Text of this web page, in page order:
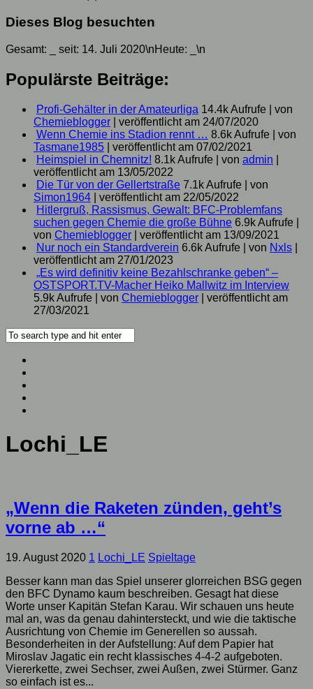
Dieses Blog besuchten
Gesamt: seit: 14. Juli 2020\nHeute: \n
Populärste Beiträge:
Profi-Gehälter in der Amateurliga 14.4k Aufrufe
von
Chemieblogger
veröffentlicht am 24/07/2020
Wenn Chemie ins Stadion rennt … 8.6k Aufrufe
von
Tasmane1985
veröffentlicht am 07/02/2021
Heimspiel in Chemnitz! 8.1k Aufrufe von admin
veröffentlicht am 13/05/2022
Die Tür von der Gellertstraße 7.1k Aufrufe
von
Simon1964
veröffentlicht am 22/05/2022
Hitlergruß, Rassismus, Gewalt: BFC-Problemfans
suchen gegen Chemie die große Bühne 6.9k Aufrufe
von Chemieblogger
veröffentlicht am 13/09/2021
Nur noch ein Standardverein 6.6k Aufrufe von Nxls
veröffentlicht am 27/01/2023
„Es wird definitiv keine Bezahlschranke geben“ –
OSTSPORT.TV-Macher Heiko Mallwitz im Interview
5.9k Aufrufe
von Chemieblogger
veröffentlicht am
27/03/2021
Lochi_LE
„Wenn die Raketen zünden, geht’s
vorne ab …“
19. August 2020 1 Lochi_LE Spieltage
Besser kann man das Spiel unserer glorreichen BSG gegen
den BFC Dynamo kaum beschreiben. Gesagt hat diese
Worte unser Kapitän Stefan Karau. Wir schauen uns heute
mal an, was da genau dahintersteckt, und wie die taktische
Ausrichtung von Chemie im Generellen so aussah.
Besonderheiten in der Aufstellung: Auf dem Papier hat
Miroslav Jagatic ein recht klassisches 4-4-2 aufgeboten.
Viererkette, zwei Sechser, zwei Außen, zwei Stürmer. Ganz
so einfach ist es...